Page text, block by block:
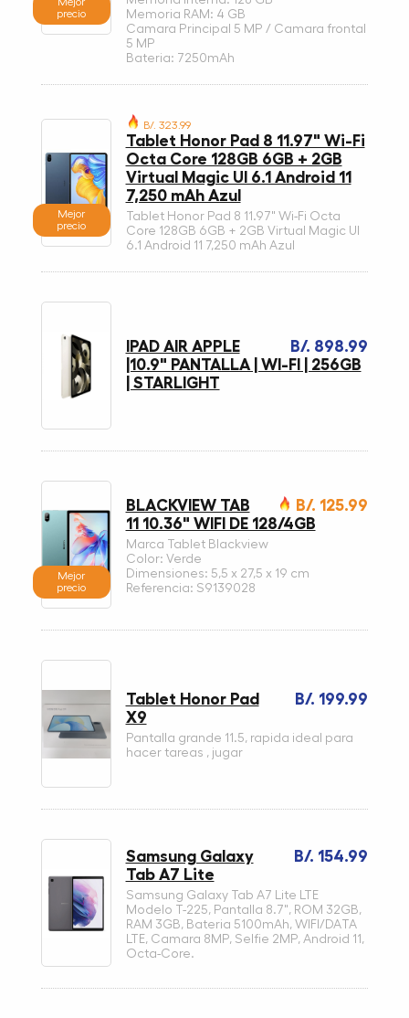
Mejor
precio
Memoria RAM: 4 GB
Camara Principal 5 MP / Camara frontal
5 MP
Bateria: 7250mAh
Mejor
precio
B/. 323.99
Tablet Honor Pad 8 11.97" Wi-Fi
Octa Core 128GB 6GB + 2GB
Virtual Magic UI 6.1 Android 11
7,250 mAh Azul
Tablet Honor Pad 8 11.97" Wi-Fi Octa
Core 128GB 6GB + 2GB Virtual Magic UI
6.1 Android 11 7,250 mAh Azul
B/. 898.99
IPAD AIR APPLE
|10.9" PANTALLA | WI-FI | 256GB
| STARLIGHT
Mejor
precio
B/. 125.99
BLACKVIEW TAB
11 10.36" WIFI DE 128/4GB
Marca Tablet Blackview
Color: Verde
Dimensiones: 5,5 x 27,5 x 19 cm
Referencia: S9139028
B/. 199.99
Tablet Honor Pad
X9
Pantalla grande 11.5, rapida ideal para
hacer tareas , jugar
B/. 154.99
Samsung Galaxy
Tab A7 Lite
Samsung Galaxy Tab A7 Lite LTE
Modelo T-225, Pantalla 8.7", ROM 32GB,
RAM 3GB, Bateria 5100mAh, WIFI/DATA
LTE, Camara 8MP, Selfie 2MP, Android 11,
Octa-Core.